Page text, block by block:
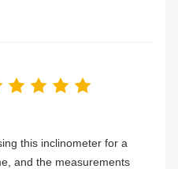
this inclinometer for a
and the measurements